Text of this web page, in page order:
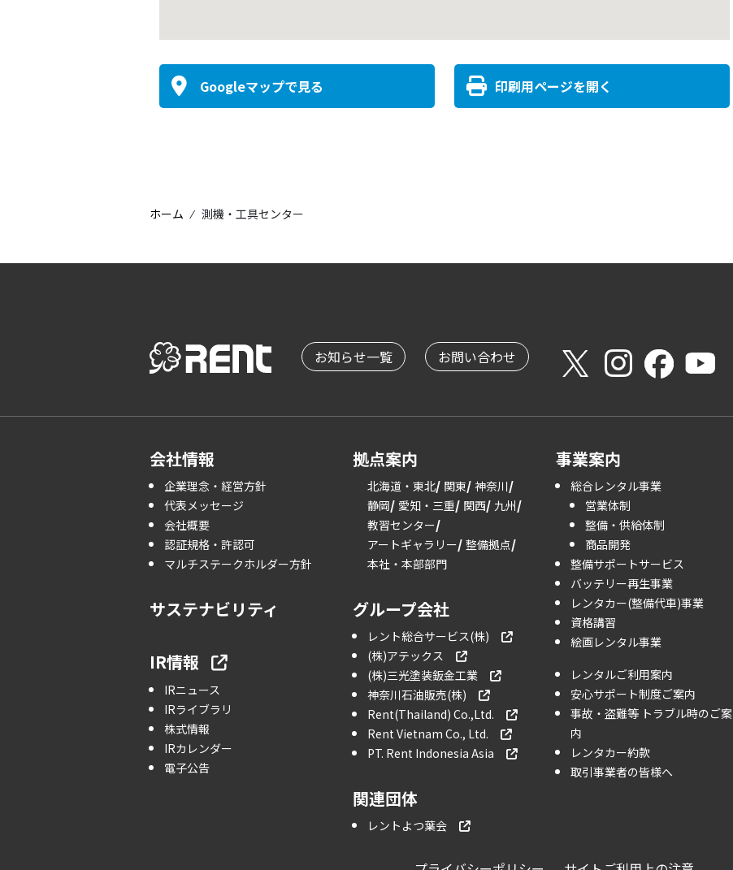
Googleマップで見る 印刷用ページを開く
ホーム ⁄ 測機・工具センター
お知らせ一覧 お問い合わせ
会社情報
企業理念・経営方針
代表メッセージ
会社概要
認証規格・許認可
マルチステークホルダー方針
サステナビリティ
IR情報
IRニュース
IRライブラリ
株式情報
IRカレンダー
電子公告
拠点案内
北海道・東北 関東 神奈川
静岡 愛知・三重 関西 九州
教習センター
アートギャラリー 整備拠点
本社・本部部門
グループ会社
レント総合サービス(株)
(株)アテックス
(株)三光塗装鈑金工業
神奈川石油販売(株)
Rent(Thailand) Co.,Ltd.
Rent Vietnam Co., Ltd.
PT. Rent Indonesia Asia
関連団体
レントよつ葉会
事業案内
総合レンタル事業
営業体制
整備・供給体制
商品開発
整備サポートサービス
バッテリー再生事業
レンタカー(整備代車)事業
資格講習
絵画レンタル事業
レンタルご利用案内
安心サポート制度ご案内
事故・盗難等 トラブル時のご案
内
レンタカー約款
取引事業者の皆様へ